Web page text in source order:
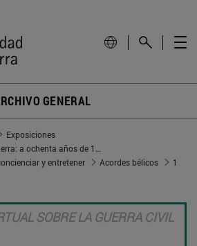
GENERAL
Exposiciones
y entretener
Acordes bélicos
1
SOBRE LA GUERRA CIVIL